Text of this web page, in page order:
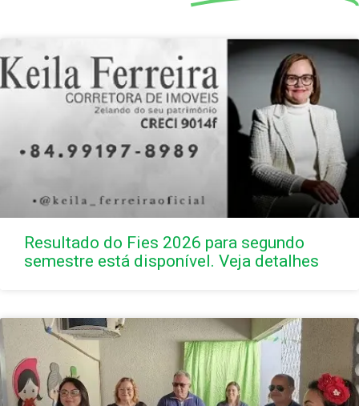
Resultado do Fies 2026 para segundo
semestre está disponível. Veja detalhes